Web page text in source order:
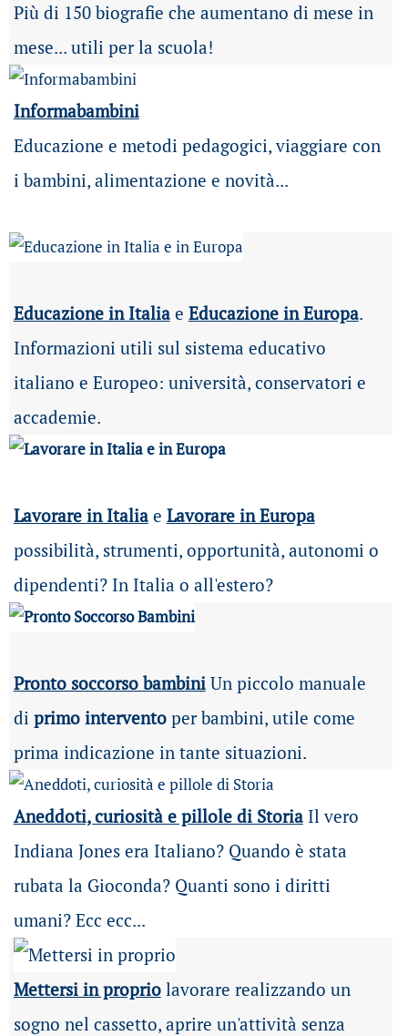
Più di 150 biografie che aumentano di mese in
mese... utili per la scuola!
Informabambini
Educazione e metodi pedagogici, viaggiare con
i bambini, alimentazione e novità...
Educazione in Italiae Educazione in Europa.
Informazioni utili sul sistema educativo
italiano e Europeo: università, conservatori e
accademie.
Lavorare in Italia e Lavorare in Europa
possibilità, strumenti, opportunità, autonomi o
dipendenti? In Italia o all'estero?
Pronto soccorso bambiniUn piccolo manuale
di primo interventoper bambini, utile come
prima indicazione in tante situazioni.
Aneddoti, curiosità e pillole di Storia Il vero
Indiana Jones era Italiano? Quando è stata
rubata la Gioconda? Quanti sono i diritti
umani? Ecc ecc...
Mettersi in propriolavorare realizzando un
sogno nel cassetto, aprire un'attività senza